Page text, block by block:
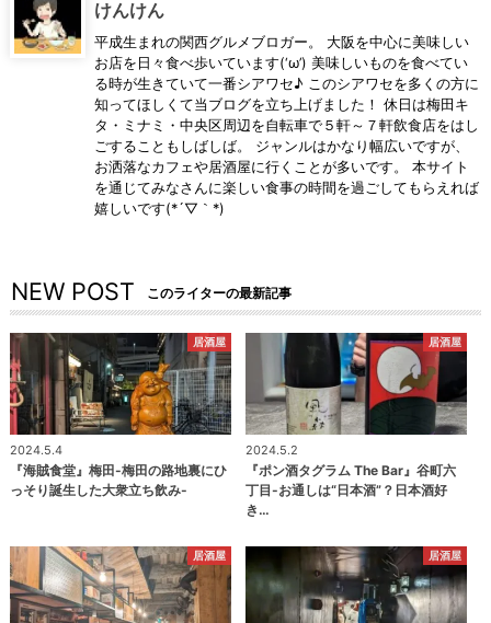
けんけん
平成生まれの関西グルメブロガー。 大阪を中心に美味しい
お店を日々食べ歩いています(‘ω’) 美味しいものを食べてい
る時が生きていて一番シアワセ♪ このシアワセを多くの方に
知ってほしくて当ブログを立ち上げました！ 休日は梅田キ
タ・ミナミ・中央区周辺を自転車で５軒～７軒飲食店をはし
ごすることもしばしば。 ジャンルはかなり幅広いですが、
お洒落なカフェや居酒屋に行くことが多いです。 本サイト
を通じてみなさんに楽しい食事の時間を過ごしてもらえれば
嬉しいです(*´▽｀*)
NEW POST このライターの最新記事
居酒屋
2024.5.4
『海賊食堂』梅田-梅田の路地裏にひ
っそり誕生した大衆立ち飲み-
居酒屋
2024.5.2
『ポン酒タグラム The Bar』谷町六
丁目-お通しは“日本酒”？日本酒好
き…
居酒屋 居酒屋